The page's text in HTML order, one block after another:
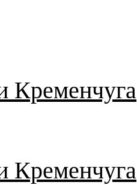
Кременчуга
Кременчуга